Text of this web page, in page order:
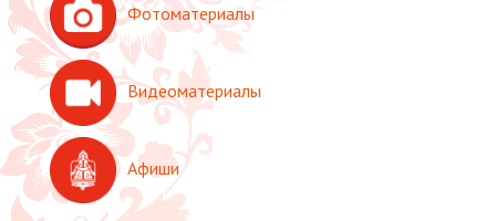
Фотоматериалы
Видеоматериалы
Афиши